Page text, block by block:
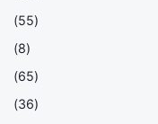
(55)
(8)
(65)
(36)